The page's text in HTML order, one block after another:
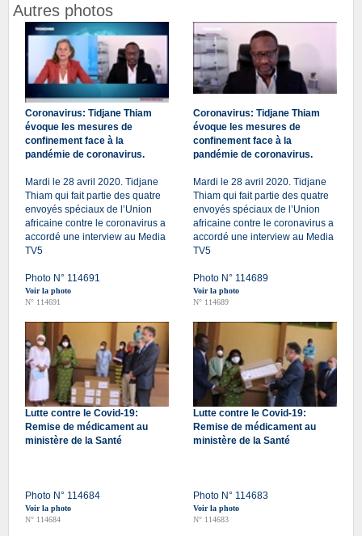
Autres photos
Coronavirus: Tidjane Thiam
évoque les mesures de
confinement face à la
pandémie de coronavirus.
Mardi le 28 avril 2020. Tidjane
Thiam qui fait partie des quatre
envoyés spéciaux de l’Union
africaine contre le coronavirus a
accordé une interview au Media
TV5
Photo N° 114691
Voir la photo
N° 114691
Coronavirus: Tidjane Thiam
évoque les mesures de
confinement face à la
pandémie de coronavirus.
Mardi le 28 avril 2020. Tidjane
Thiam qui fait partie des quatre
envoyés spéciaux de l’Union
africaine contre le coronavirus a
accordé une interview au Media
TV5
Photo N° 114689
Voir la photo
N° 114689
Lutte contre le Covid-19:
Remise de médicament au
ministère de la Santé
Photo N° 114684
Voir la photo
N° 114684
Lutte contre le Covid-19:
Remise de médicament au
ministère de la Santé
Photo N° 114683
Voir la photo
N° 114683